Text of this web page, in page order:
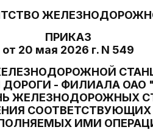
ПРИКАЗ
от 20 мая 2026 г. N 549
ДОРОГИ - ФИЛИАЛА ОАО
ЖЕЛЕЗНОДОРОЖНЫХ
СООТВЕТСТВУЮЩИХ
ИМИ